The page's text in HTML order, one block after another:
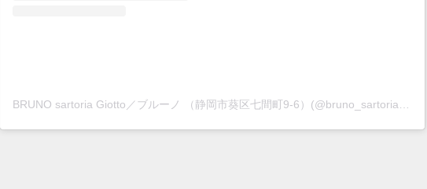
BRUNO sartoria Giotto／ブルーノ （静岡市葵区七間町9-6）(@bruno_sartoria_giotto)がシェアした投稿